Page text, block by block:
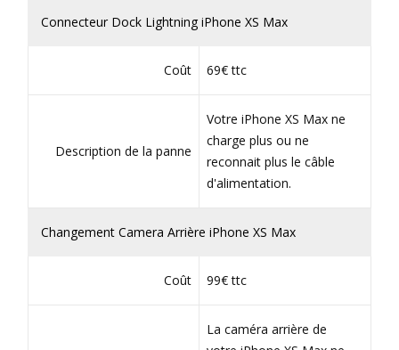
Connecteur Dock Lightning iPhone XS Max
Coût 69€ ttc
Description de la panne
Votre iPhone XS Max ne
charge plus ou ne
reconnait plus le câble
d'alimentation.
Changement Camera Arrière iPhone XS Max
Coût 99€ ttc
La caméra arrière de